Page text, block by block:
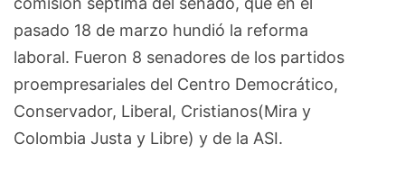
pasado 18 de marzo hundió la reforma
laboral. Fueron 8 senadores de los partidos
proempresariales del Centro Democrático,
Conservador, Liberal, Cristianos(Mira y
Colombia Justa y Libre) y de la ASI.